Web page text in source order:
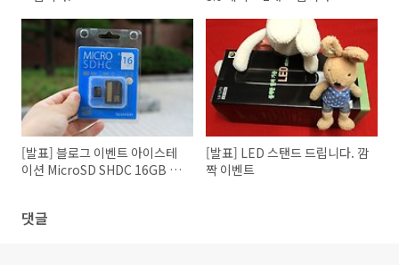
[발표] 블로그 이벤트 아이스테
이션 MicroSD SHDC 16GB 5
[발표] LED 스탠드 드립니다. 깜
짝 이벤트
댓글